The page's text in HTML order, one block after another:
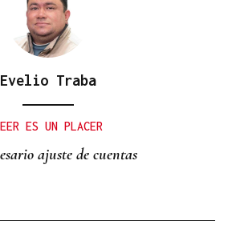
Evelio Traba
ES UN PLACER
ajuste de cuentas